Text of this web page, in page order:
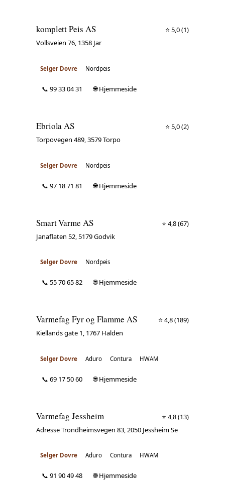
komplett Peis AS ⭐ 5,0(1)
Vollsveien 76, 1358 Jar
Selger Dovre Nordpeis
📞 99 33 04 31 🌐 Hjemmeside
Ebriola AS ⭐ 5,0(2)
Torpovegen 489, 3579 Torpo
Selger Dovre Nordpeis
📞 97 18 71 81 🌐 Hjemmeside
Smart Varme AS ⭐ 4,8(67)
Janaflaten 52, 5179 Godvik
Selger Dovre Nordpeis
📞 55 70 65 82 🌐 Hjemmeside
Varmefag Fyr og Flamme AS ⭐ 4,8(189)
Kiellands gate 1, 1767 Halden
Selger Dovre Aduro Contura HWAM
📞 69 17 50 60 🌐 Hjemmeside
Varmefag Jessheim ⭐ 4,8(13)
Adresse Trondheimsvegen 83, 2050 Jessheim Se
Selger Dovre Aduro Contura HWAM
📞 91 90 49 48 🌐 Hjemmeside